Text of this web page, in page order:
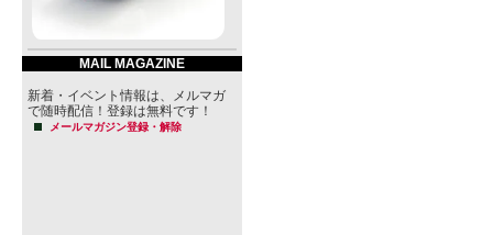
MAIL MAGAZINE
新着・イベント情報は、メルマガ
で随時配信！登録は無料です！
メールマガジン登録・解除